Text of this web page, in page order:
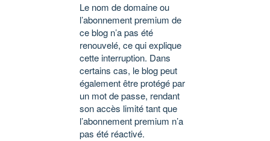
Le nom de domaine ou
l’abonnement premium de
ce blog n’a pas été
renouvelé, ce qui explique
cette interruption. Dans
certains cas, le blog peut
également être protégé par
un mot de passe, rendant
son accès limité tant que
l’abonnement premium n’a
pas été réactivé.